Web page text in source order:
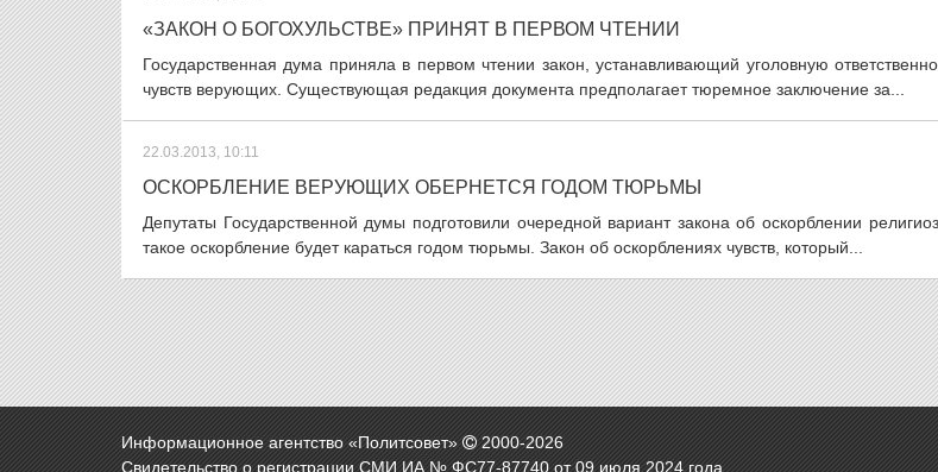
«ЗАКОН О БОГОХУЛЬСТВЕ» ПРИНЯТ В ПЕРВОМ ЧТЕНИИ
Государственная дума приняла в первом чтении закон, устанавливающий уголовную
чувств верующих. Существующая редакция документа предполагает тюремное заключение за...
22.03.2013, 10:11
ОСКОРБЛЕНИЕ ВЕРУЮЩИХ ОБЕРНЕТСЯ ГОДОМ ТЮРЬМЫ
Депутаты Государственной думы подготовили очередной вариант закона об оскорблении
такое оскорбление будет караться годом тюрьмы. Закон об оскорблениях чувств, который...
Информационное агентство «Политсовет» 2000-2026
Свидетельство о регистрации СМИ ИА № ФС77-87740 от 09 июля 2024 года.